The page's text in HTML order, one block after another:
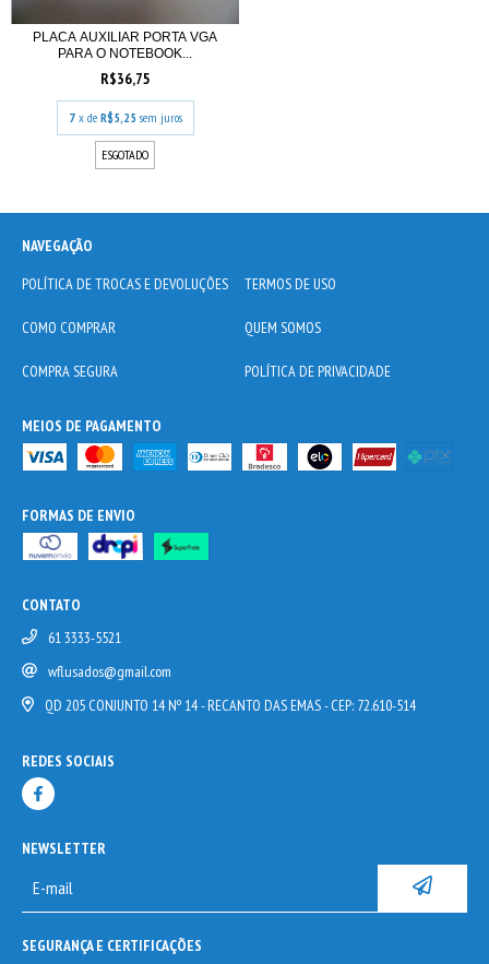
PLACA AUXILIAR PORTA VGA
PARA O NOTEBOOK...
R$36,75
7 x de R$5,25 sem juros
ESGOTADO
NAVEGAÇÃO
POLÍTICA DE TROCAS E DEVOLUÇÕES
TERMOS DE USO
COMO COMPRAR QUEM SOMOS
COMPRA SEGURA POLÍTICA DE PRIVACIDADE
MEIOS DE PAGAMENTO
FORMAS DE ENVIO
CONTATO
61 3333-5521
wflusados@gmail.com
QD 205 CONJUNTO 14 Nº 14 - RECANTO DAS EMAS - CEP: 72.610-514
REDES SOCIAIS
NEWSLETTER
SEGURANÇA E CERTIFICAÇÕES